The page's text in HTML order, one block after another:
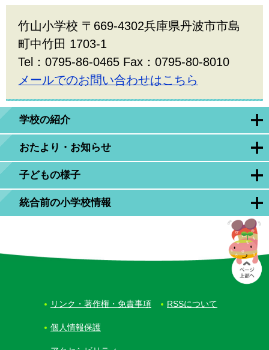
学校の紹介
おたより・お知らせ
子どもの様子
統合前の小学校情報
竹山小学校 〒669-4302兵庫県丹波市市島
町中竹田 1703-1
Tel：0795-86-0465 Fax：0795-80-8010
メールでのお問い合わせはこちら
リンク・著作権・免責事項 RSSについて
個人情報保護